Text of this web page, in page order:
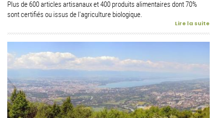
Plus de 600 articles artisanaux et 400 produits alimentaires dont 70%
sont certifiés ou issus de l'agriculture biologique.
Lire la suite